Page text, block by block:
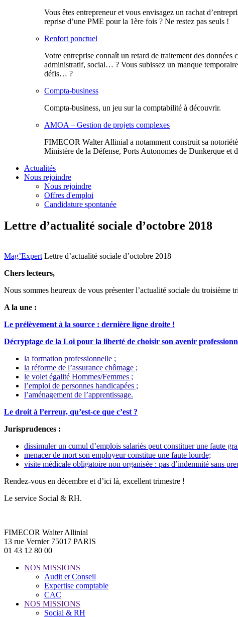
Vous êtes entrepreneur et vous envisagez un rachat
reprise d’une PME pour la 1ère fois ? Ne restez pas seuls !
Renfort ponctuel
Votre entreprise connaît un retard de traitement des
administratif, social… ? Vous subissez un manque
défis… ?
Compta-business
Compta-business, un jeu sur la comptabilité à découvrir.
AMOA – Gestion de projets complexes
FIMECOR Walter Allinial a notamment construit sa
Ministère de la Défense, Ports Autonomes de Dunkerque et
Actualités
Nous rejoindre
Nous rejoindre
Offres d'emploi
Candidature spontanée
Lettre d’actualité sociale d’octobre 2018
Mag’Expert Lettre d’actualité sociale d’octobre 2018
Chers lecteurs,
Nous sommes heureux de vous présenter l’actualité sociale du troisième
A la une :
Le prélèvement à la source : dernière ligne droite !
Décryptage de la Loi pour la liberté de choisir son avenir
la formation professionnelle ;
la réforme de l’assurance chômage ;
le volet égalité Hommes/Femmes ;
l’emploi de personnes handicapées ;
l’aménagement de l’apprentissage.
Le droit à l’erreur, qu’est-ce que c’est ?
Jurisprudences :
dissimuler un cumul d’emplois salariés peut constituer une faute
menacer de mort son employeur constitue une faute lourde;
visite médicale obligatoire non organisée : pas d’indemnité sans
Rendez-vous en décembre et d’ici là, excellent trimestre !
Le service Social & RH.
FIMECOR Walter Allinial
13 rue Vernier 75017 PARIS
01 43 12 80 00
NOS MISSIONS
Audit et Conseil
Expertise comptable
CAC
NOS MISSIONS
Social & RH